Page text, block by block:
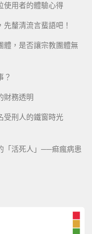
使用者的體驗心得
釐清流言蜚語吧！
體，是否讓宗教團體無
？
財務透明
受刑人的鐵窗時光
「活死人」──痲瘋病患